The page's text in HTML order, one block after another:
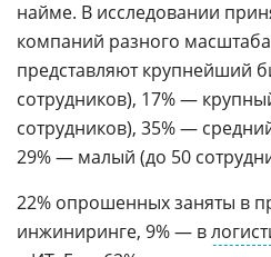
найме. В исследовании
компаний разного
представляют крупнейший
сотрудников), 17% —
сотрудников), 35% —
29% — малый (до 50
22% опрошенных заняты в
инжиниринге, 9% — в